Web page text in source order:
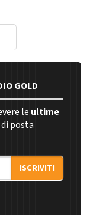
GOLD
le ultime
posta
ISCRIVITI